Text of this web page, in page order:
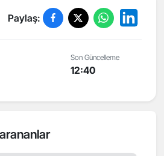
Paylaş:
Son Güncelleme
12:40